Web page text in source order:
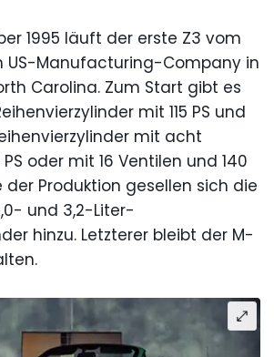
1995 läuft der erste Z3 vom
US-Manufacturing-Company in
Carolina. Zum Start gibt es
mit 115 PS und
mit acht
PS oder mit 16 Ventilen und 140
der Produktion gesellen sich die
und 3,2-Liter-
hinzu. Letzterer bleibt der M-